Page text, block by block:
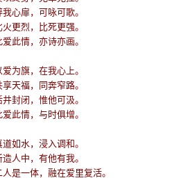
心扉，可咏可歌。
更烈，比死更强。
此情，亦诗亦画。
为旗，在我心上。
天福，同奔窄路。
封闭，惟他可汲。
此情，与时俱增。
如水，浸入调和。
人中，有他有我。
是一体，融在爱里复活。